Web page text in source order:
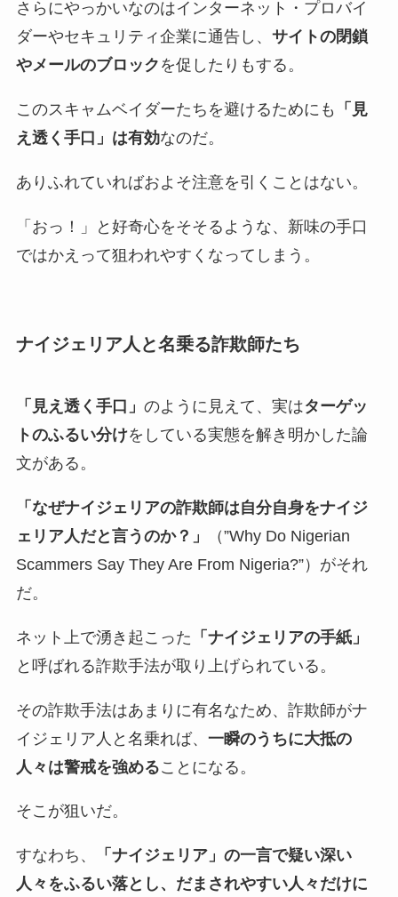
さらにやっかいなのはインターネット・プロバイ
ダーやセキュリティ企業に通告し、 サイトの閉鎖
やメールのブロック を促したりもする。
このスキャムベイダーたちを避けるためにも
「見
え透く手口」は有効なのだ。
ありふれていればおよそ注意を引くことはない。
「おっ！」と好奇心をそそるような、新味の手口
ではかえって狙われやすくなってしまう。
ナイジェリア人と名乗る詐欺師たち
「見え透く手口」 のように見えて、実はターゲッ
トのふるい分けをしている実態を解き明かした論
文がある。
「なぜナイジェリアの詐欺師は自分自身をナイジ
ェリア人だと言うのか？」
（”Why Do Nigerian
Scammers Say They Are From Nigeria?”）がそれ
だ。
ネット上で湧き起こった 「ナイジェリアの手紙」
と呼ばれる詐欺手法が取り上げられている。
その詐欺手法はあまりに有名なため、詐欺師がナ
イジェリア人と名乗れば、 一瞬のうちに大抵の
人々は警戒を強めることになる。
そこが狙いだ。
すなわち、
「ナイジェリア」の一言で疑い深い
人々をふるい落とし、だまされやすい人々だけに